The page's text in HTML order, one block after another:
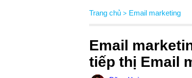
Trang chủ > Email marketing
Email
tiếp thị Email